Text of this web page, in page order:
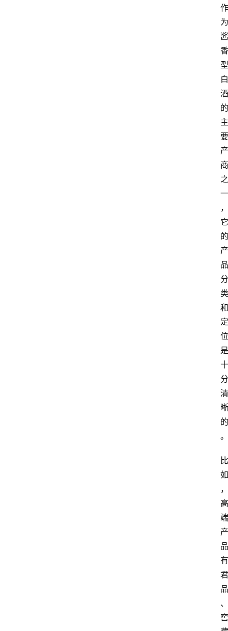
作
为
酱
香
型
白
酒
的
主
要
产
商
之
一
，
它
的
产
品
分
类
和
定
位
是
十
分
清
晰
的
。
比
如
，
高
端
产
品
有
君
品
、
窖